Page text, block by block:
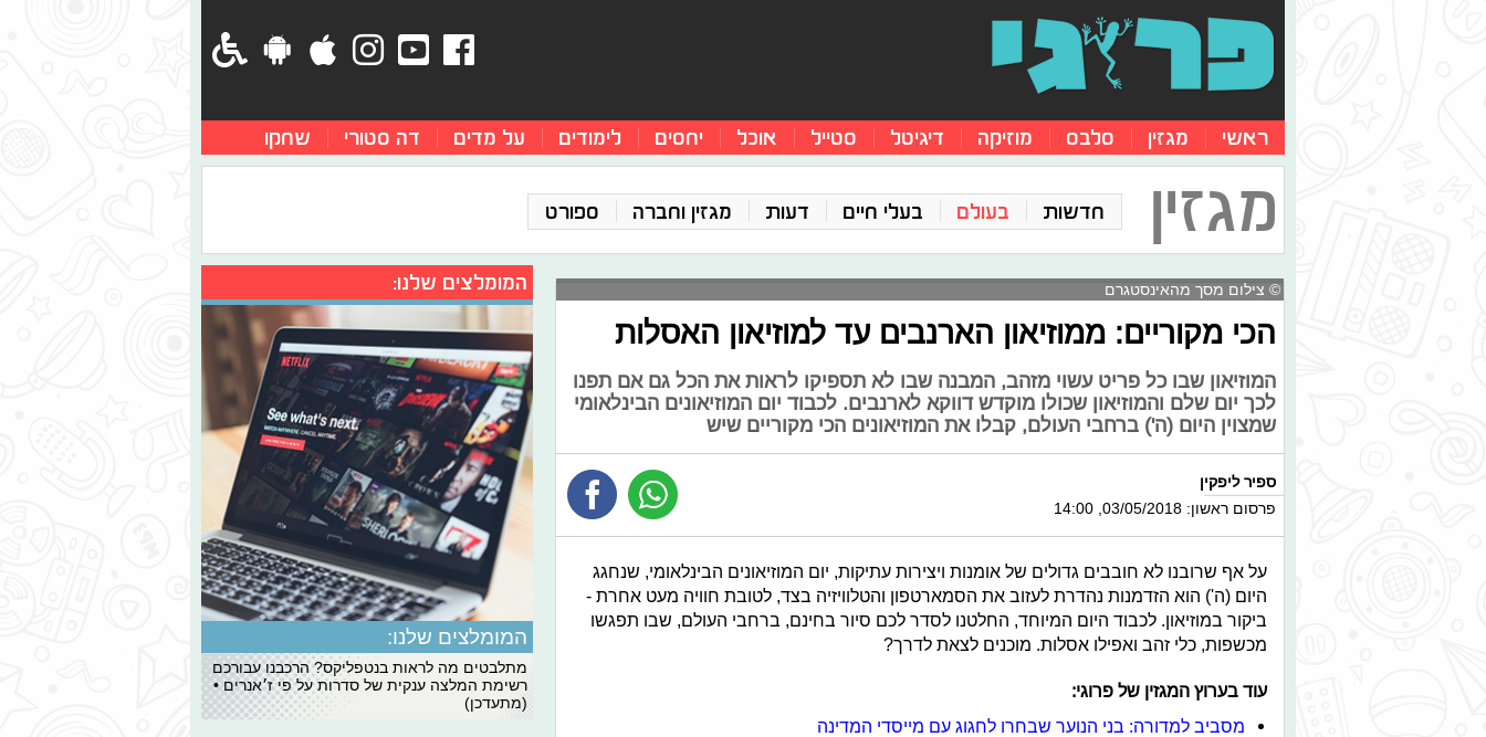
ראשי מגזין סלבס מוזיקה דיגיטל סטייל אוכל יחסים לימודים על מדים דה סטורי שחקו
מגזין חדשות בעולם בעלי חיים דעות מגזין וחברה ספורט
© צילום מסך מהאינסטגרם
הכי מקוריים: ממוזיאון הארנבים עד למוזיאון האסלות
המוזיאון שבו כל פריט עשוי מזהב, המבנה שבו לא תספיקו לראות את הכל גם אם תפנו
לכך יום שלם והמוזיאון שכולו מוקדש דווקא לארנבים. לכבוד יום המוזיאונים הבינלאומי
שמצוין היום (ה') ברחבי העולם, קבלו את המוזיאונים הכי מקוריים שיש
ספיר ליפקין
פרסום ראשון: 03/05/2018, 14:00
על אף שרובנו לא חובבים גדולים של אומנות ויצירות עתיקות, יום המוזיאונים הבינלאומי, שנחגג
היום (ה') הוא הזדמנות נהדרת לעזוב את הסמארטפון והטלוויזיה בצד, לטובת חוויה מעט אחרת -
ביקור במוזיאון. לכבוד היום המיוחד, החלטנו לסדר לכם סיור בחינם, ברחבי העולם, שבו תפגשו
מכשפות, כלי זהב ואפילו אסלות. מוכנים לצאת לדרך?
עוד בערוץ המגזין של פרוגי:
מסביב למדורה: בני הנוער שבחרו לחגוג עם מייסדי המדינה
המומלצים שלנו:
המומלצים שלנו:
מתלבטים מה לראות בנטפליקס? הרכבנו עבורכם
רשימת המלצה ענקית של סדרות על פי ז׳אנרים •
(מתעדכן)